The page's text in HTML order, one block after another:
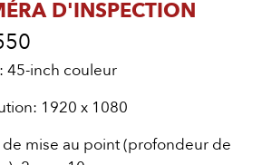
D'INSPECTION
45-inch couleur
1920 x 1080
de mise au point (profondeur de